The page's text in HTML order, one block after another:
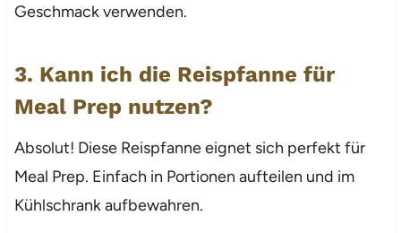
Geschmack verwenden.
3. Kann ich die Reispfanne für
Meal Prep nutzen?
Absolut! Diese Reispfanne eignet sich perfekt für
Meal Prep. Einfach in Portionen aufteilen und im
Kühlschrank aufbewahren.